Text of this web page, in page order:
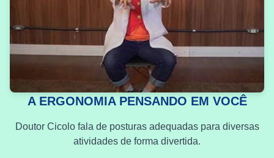
A ERGONOMIA PENSANDO EM VOCÊ
Doutor Cicolo fala de posturas adequadas para diversas
atividades de forma divertida.